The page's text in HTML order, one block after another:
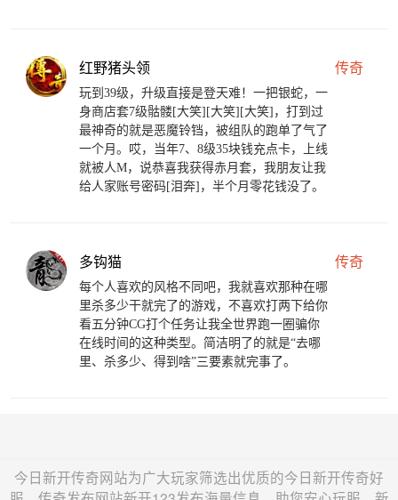
红野猪头领 传奇
玩到39级，升级直接是登天难！一把银蛇，一
身商店套7级骷髅[大笑][大笑][大笑]，打到过
最神奇的就是恶魔铃铛，被组队的跑单了气了
一个月。哎，当年7、8级35块钱充点卡，上线
就被人M，说恭喜我获得赤月套，我朋友让我
给人家账号密码[泪奔]，半个月零花钱没了。
多钩猫 传奇
每个人喜欢的风格不同吧，我就喜欢那种在哪
里杀多少干就完了的游戏，不喜欢打两下给你
看五分钟CG打个任务让我全世界跑一圈骗你
在线时间的这种类型。简洁明了的就是“去哪
里、杀多少、得到啥”三要素就完事了。
今日新开传奇网站为广大玩家筛选出优质的今日新开传奇好